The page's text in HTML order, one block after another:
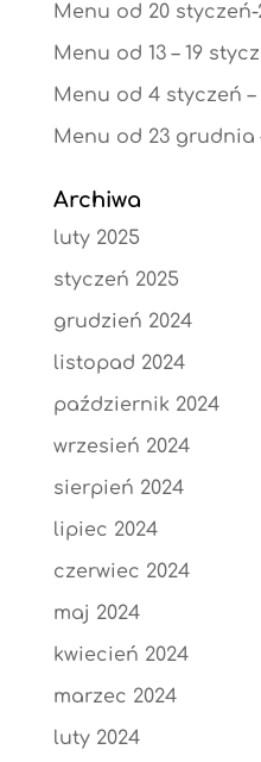
Menu od 20
Menu od 13 – 19
Menu od 4 styczeń –
Menu od 23 grudnia
Archiwa
luty 2025
styczeń 2025
grudzień 2024
listopad 2024
październik 2024
wrzesień 2024
sierpień 2024
lipiec 2024
czerwiec 2024
maj 2024
kwiecień 2024
marzec 2024
luty 2024